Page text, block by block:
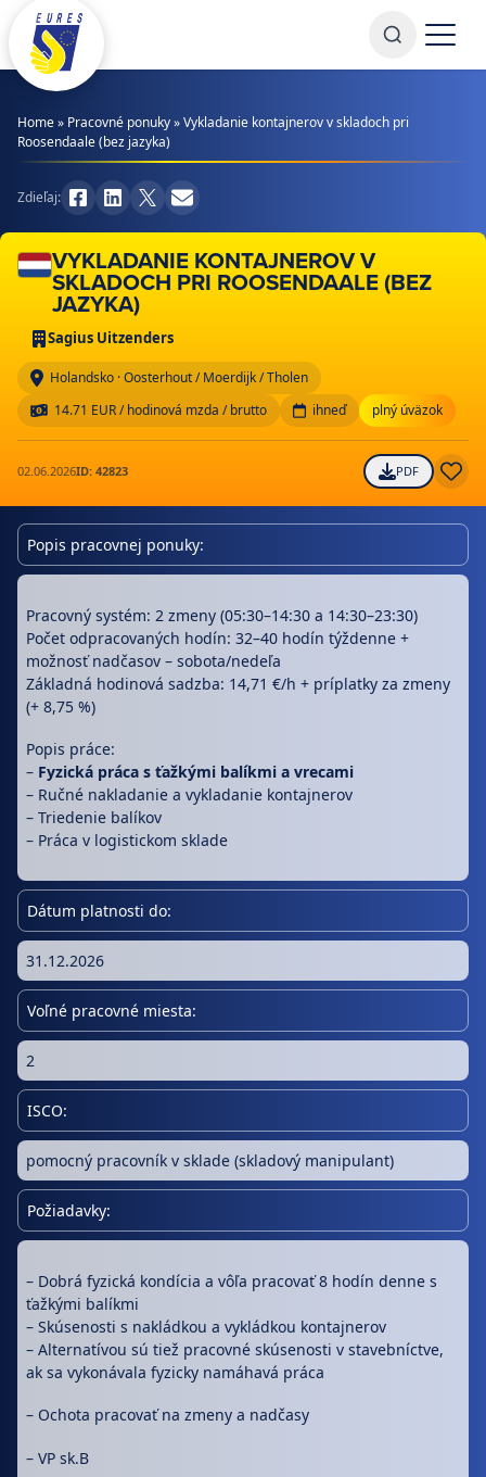
Prejsť na obsah
Home» Pracovné ponuky»Vykladanie kontajnerov v skladoch pri
Roosendaale (bez jazyka)
Zdieľaj:
VYKLADANIE KONTAJNEROV V
SKLADOCH PRI ROOSENDAALE (BEZ
JAZYKA)
Sagius Uitzenders
Holandsko · Oosterhout / Moerdijk / Tholen
14.71 EUR / hodinová mzda / brutto
ihneď plný úväzok
02.06.2026ID: 42823 PDF
Popis pracovnej ponuky:
Pracovný systém: 2 zmeny (05:30–14:30 a 14:30–23:30)
Počet odpracovaných hodín: 32–40 hodín týždenne +
možnosť nadčasov – sobota/nedeľa
Základná hodinová sadzba: 14,71 €/h + príplatky za zmeny
(+ 8,75 %)
Popis práce:
– Fyzická práca s ťažkými balíkmi a vrecami
– Ručné nakladanie a vykladanie kontajnerov
– Triedenie balíkov
– Práca v logistickom sklade
Dátum platnosti do:
31.12.2026
Voľné pracovné miesta:
2
ISCO:
pomocný pracovník v sklade (skladový manipulant)
Požiadavky:
– Dobrá fyzická kondícia a vôľa pracovať 8 hodín denne s
ťažkými balíkmi
– Skúsenosti s nakládkou a vykládkou kontajnerov
– Alternatívou sú tiež pracovné skúsenosti v stavebníctve,
ak sa vykonávala fyzicky namáhavá práca
– Ochota pracovať na zmeny a nadčasy
– VP sk.B